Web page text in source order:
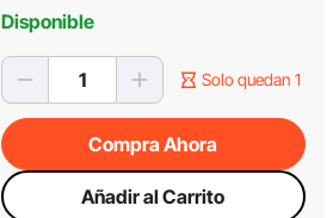
Disponible
Solo quedan 1
Compra Ahora
Añadir al Carrito